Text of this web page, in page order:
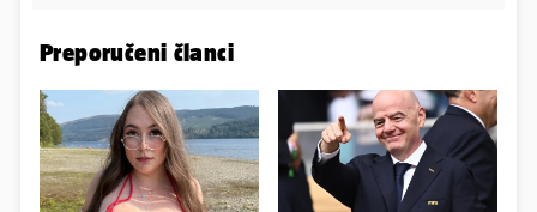
Preporučeni članci